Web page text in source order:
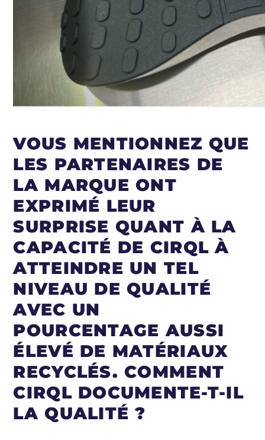
VOUS MENTIONNEZ QUE
LES PARTENAIRES DE
LA MARQUE ONT
EXPRIMÉ LEUR
SURPRISE QUANT À LA
CAPACITÉ DE CIRQL À
ATTEINDRE UN TEL
NIVEAU DE QUALITÉ
AVEC UN
POURCENTAGE AUSSI
ÉLEVÉ DE MATÉRIAUX
RECYCLÉS. COMMENT
CIRQL DOCUMENTE-T-IL
LA QUALITÉ ?